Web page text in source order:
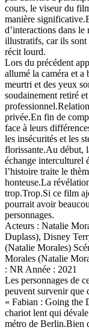
cours, le viseur du
manière
d’interactions dans
illustratifs, car ils sont
récit lourd.
Lors du précédent
allumé la caméra et a
meurtri et des yeux
soudainement retiré
privée.En fin de
face à leurs
les insécurités et les
florissante.Au début,
échange interculturel
l’histoire traite le
honteuse.La
trop.Trop.Si ce film
pourrait avoir
personnages.
Acteurs : Natalie
Duplass), Disney
(Natalie Morales)
Morales (Natalie
: NR Année : 2021
Les personnages de
peuvent survenir que
« Fabian : Going the
chariot lent qui
métro de Berlin.Bien